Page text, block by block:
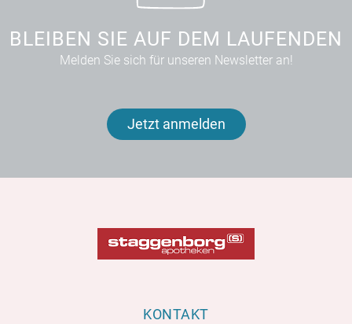
BLEIBEN SIE AUF DEM LAUFENDEN
Melden Sie sich für unseren Newsletter an!
Jetzt anmelden
KONTAKT